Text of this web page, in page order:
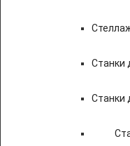
Станки
Станки